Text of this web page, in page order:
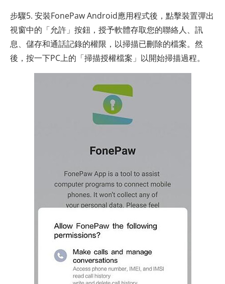
步驟5. 安裝FonePaw Android應用程式後，點擊裝置彈出
視窗中的「允許」按鈕，授予軟體存取您的聯絡人、訊
息、儲存和通話記錄的權限，以掃描已刪除的檔案。然
後，按一下PC上的「掃描授權檔案」以開始掃描過程。